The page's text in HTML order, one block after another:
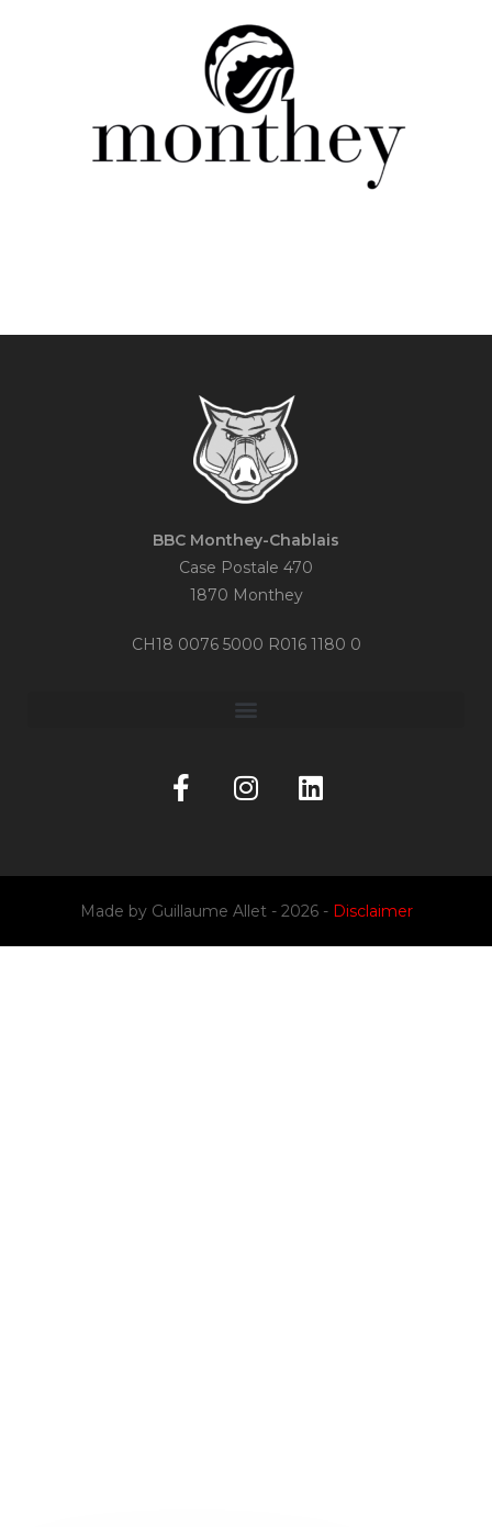
BBC Monthey-Chablais
Case Postale 470
1870 Monthey
CH18 0076 5000 R016 1180 0
Made by Guillaume Allet - 2026 - Disclaimer